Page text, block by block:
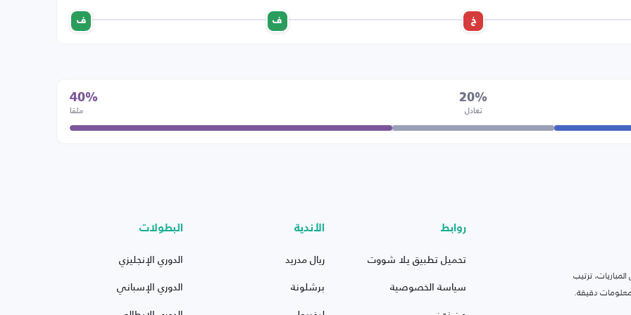
خ ف ف
20%
تعادل
40%
ملقا
ترتيب
دقيقة.
روابط
تحميل تطبيق يلا شووت
سياسة الخصوصية
الأندية
ريال مدريد
برشلونة
البطولات
الدوري الإنجليزي
الدوري الإسباني